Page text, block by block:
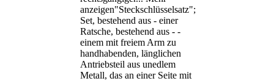
anzeigen"Steckschlüsselsatz";
Set, bestehend aus - einer
Ratsche, bestehend aus - -
einem mit freiem Arm zu
handhabenden, länglichen
Antriebsteil aus unedlem
Metall, das an einer Seite mit